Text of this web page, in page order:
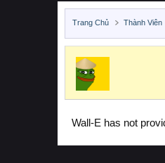
Trang Chủ Thành Viên
Wall-E has not